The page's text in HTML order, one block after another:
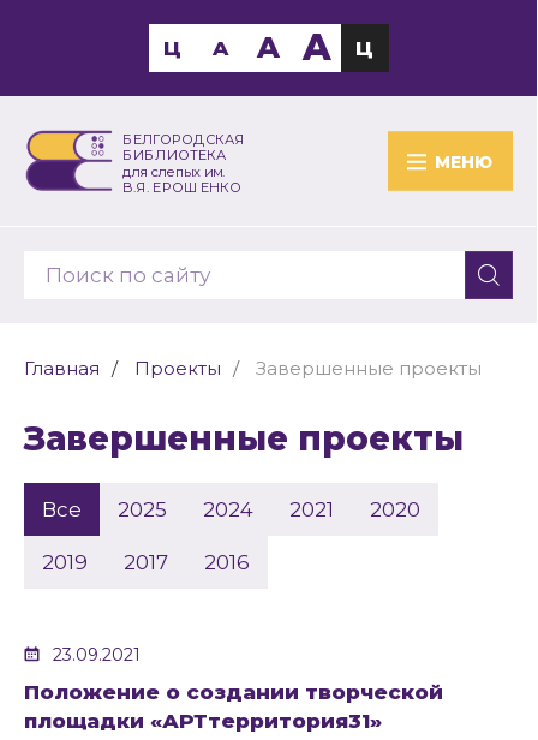
БЕЛГОРОДСКАЯ
БИБЛИОТЕКА
для слепых им.
В.Я. ЕРОШЕНКО
МЕНЮ
Ц A A A Ц
Главная Проекты Завершенные проекты
Завершенные проекты
Все 2025 2024 2021 2020
2019 2017 2016
23.09.2021
Положение о создании творческой
площадки «АРТтерритория31»